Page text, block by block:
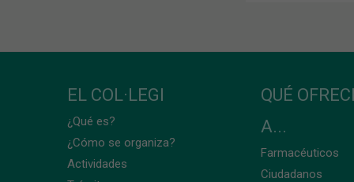
EL COL·LEGI
¿Qué es?
¿Cómo se organiza?
Actividades
QUÉ
A...
Farmacéuticos
Ciudadanos